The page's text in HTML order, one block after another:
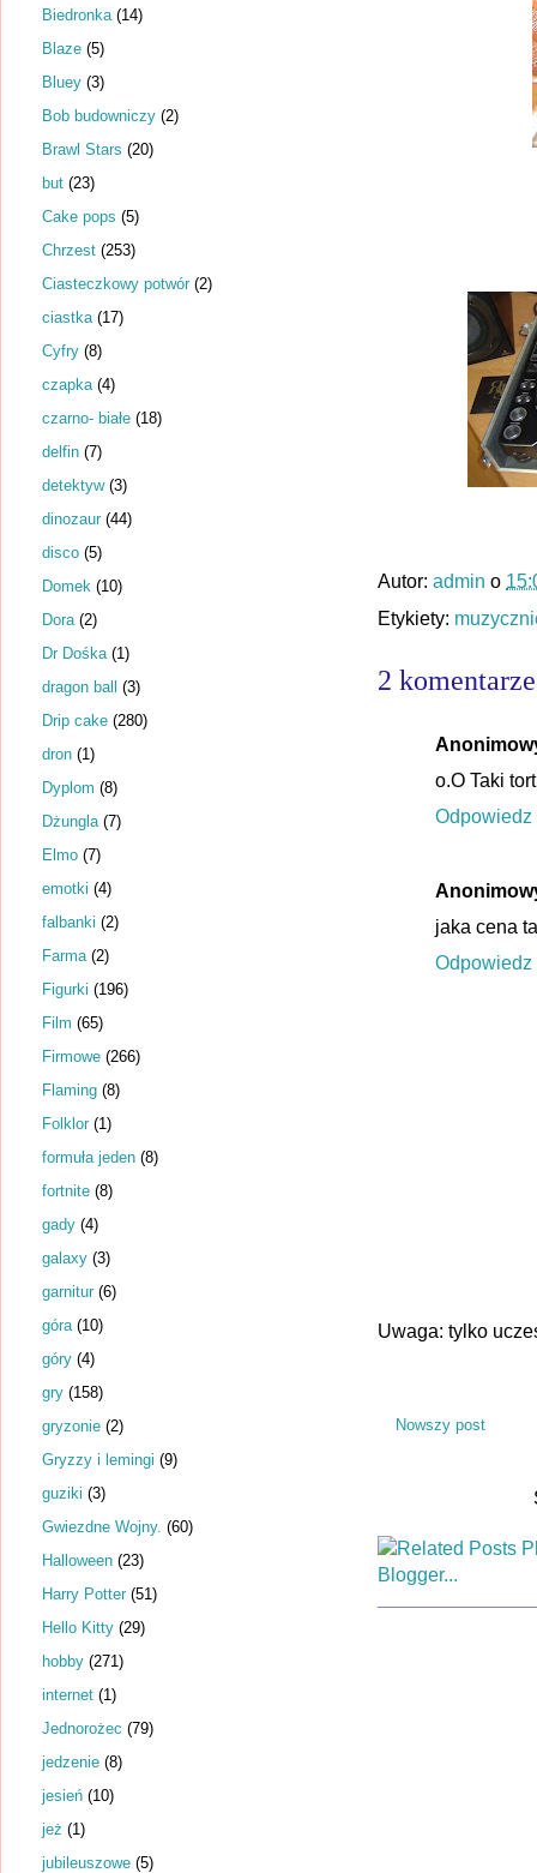
Autor: admin o
Etykiety:
2
o.O Taki
Odpowiedz
jaka cena
Odpowiedz
Uwaga: tylko
Nowszy post
Biedronka (14)
Blaze (5)
Bluey (3)
Bob budowniczy (2)
Brawl Stars (20)
but (23)
Cake pops (5)
Chrzest (253)
Ciasteczkowy potwór (2)
ciastka (17)
Cyfry (8)
czapka (4)
czarno- białe (18)
delfin (7)
detektyw (3)
dinozaur (44)
disco (5)
Domek (10)
Dora (2)
Dr Dośka (1)
dragon ball (3)
Drip cake (280)
dron (1)
Dyplom (8)
Dżungla (7)
Elmo (7)
emotki (4)
falbanki (2)
Farma (2)
Figurki (196)
Film (65)
Firmowe (266)
Flaming (8)
Folklor (1)
formuła jeden (8)
fortnite (8)
gady (4)
galaxy (3)
garnitur (6)
góra (10)
góry (4)
gry (158)
gryzonie (2)
Gryzzy i lemingi (9)
guziki (3)
Gwiezdne Wojny. (60)
Halloween (23)
Harry Potter (51)
Hello Kitty (29)
hobby (271)
internet (1)
Jednorożec (79)
jedzenie (8)
jesień (10)
jeż (1)
jubileuszowe (5)